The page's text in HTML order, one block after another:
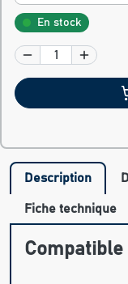
En stock
Description
Fiche technique